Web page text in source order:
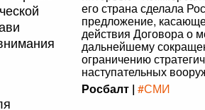
его страна сделала
предложение,
действия Договора о
дальнейшему
ограничению
наступательных
Росбалт | #СМИ